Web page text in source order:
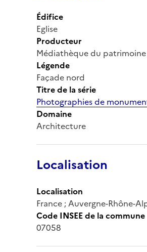
Édifice
Eglise
Producteur
Médiathèque du
Légende
Façade nord
Titre de la série
Photographies de
Domaine
Architecture
Localisation
Localisation
France ; Auvergne-Rhône-
Code INSEE de la commune
07058